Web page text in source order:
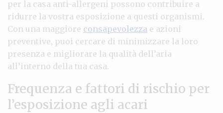
per la casa anti-allergeni possono contribuire a
ridurre la vostra esposizione a questi organismi.
Con una maggiore consapevolezza e azioni
preventive, puoi cercare di minimizzare la loro
presenza e migliorare la qualità dell’aria
all’interno della tua casa.
Frequenza e fattori di rischio per
l’esposizione agli acari